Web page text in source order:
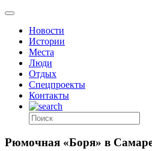
Новости
Истории
Места
Люди
Отдых
Спецпроекты
Контакты
Рюмочная «Боря» в Самаре